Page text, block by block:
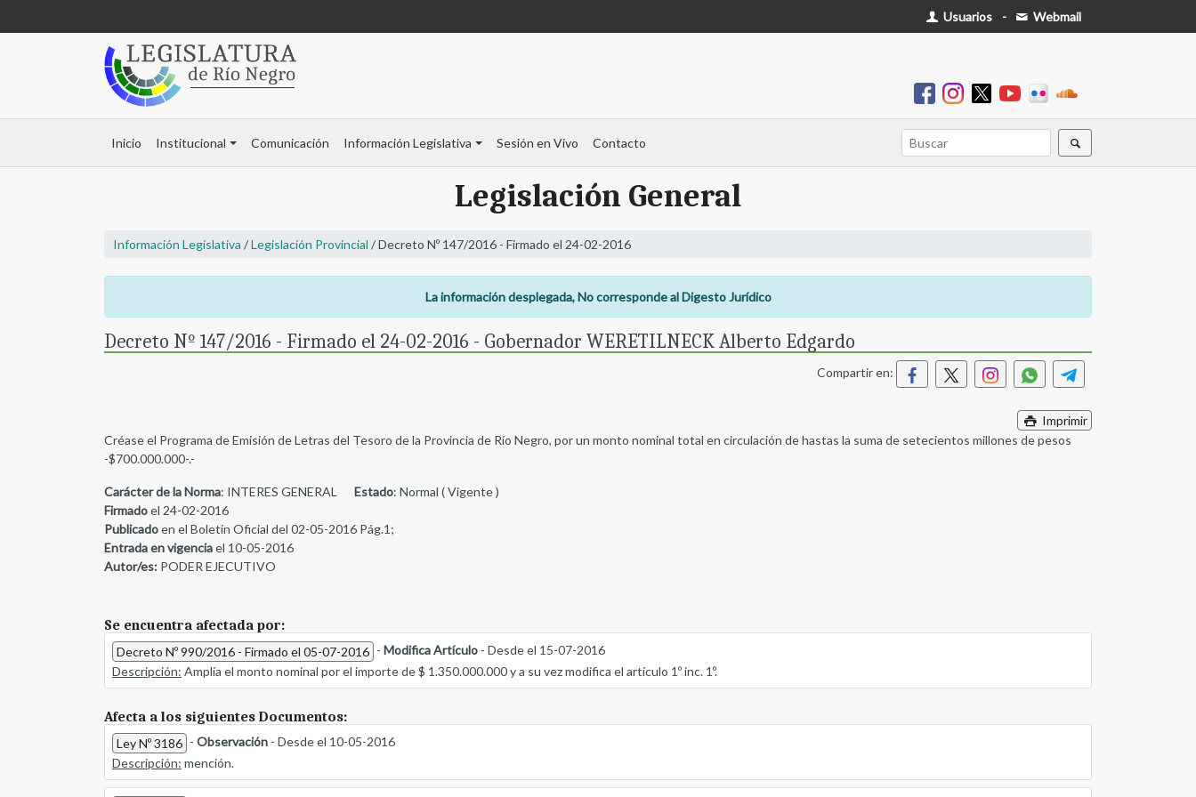
Usuarios - Webmail
Inicio Institucional Comunicación Información Legislativa Sesión en Vivo Contacto
Legislación General
Información Legislativa /Legislación Provincial / Decreto Nº 147/2016 - Firmado el 24-02-2016
La información desplegada, No corresponde al Digesto Jurídico
Decreto Nº 147/2016 - Firmado el 24-02-2016 - Gobernador WERETILNECK Alberto Edgardo
Compartir en:
Imprimir
Créase el Programa de Emisión de Letras del Tesoro de la Provincia de Río Negro, por un monto nominal total en circulación de hastas la suma de setecientos millones de pesos
-$700.000.000-.-
Carácter de la Norma: INTERES GENERAL Estado: Normal ( Vigente )
Firmadoel 24-02-2016
Publicadoen el Boletín Oficial del 02-05-2016 Pág.1;
Entrada en vigenciael 10-05-2016
Autor/es: PODER EJECUTIVO
Se encuentra afectada por:
Decreto Nº 990/2016 - Firmado el 05-07-2016 - Modifica Artículo - Desde el 15-07-2016
Descripción: Amplía el monto nominal por el importe de $ 1.350.000.000 y a su vez modifica el artículo 1º inc. 1º.
Afecta a los siguientes Documentos:
Ley Nº 3186 - Observación - Desde el 10-05-2016
Descripción: mención.